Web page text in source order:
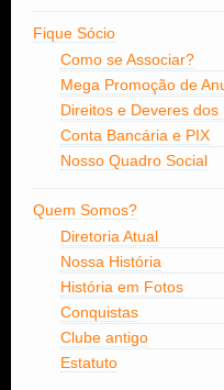
Fique Sócio
Como se Associar?
Mega Promoção de
Direitos e Deveres dos
Conta Bancária e PIX
Nosso Quadro Social
Quem Somos?
Diretoria Atual
Nossa História
História em Fotos
Conquistas
Clube antigo
Estatuto